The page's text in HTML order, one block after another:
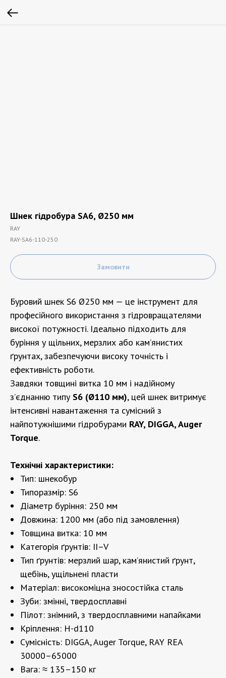
Шнек гідробура SA6, Ø250 мм
RAY
RAY-SA6-110-250
Замовити
Буровий шнек S6 Ø250 мм — це інструмент для
професійного використання з гідровращателями
високої потужності. Ідеально підходить для
буріння у щільних, мерзлих або кам’янистих
ґрунтах, забезпечуючи високу точність і
ефективність роботи.
Завдяки товщині витка 10 мм і надійному
з’єднанню типу S6 (Ø110 мм), цей шнек витримує
інтенсивні навантаження та сумісний з
найпотужнішими гідробурами RAY, DIGGA, Auger
Torque.
Технічні характеристики:
Тип: шнекобур
Типоразмір: S6
Діаметр буріння: 250 мм
Довжина: 1200 мм (або під замовлення)
Товщина витка: 10 мм
Категорія ґрунтів: II–V
Тип ґрунтів: мерзлий шар, кам’янистий ґрунт,
щебінь, ущільнені пласти
Матеріал: високоміцна зносостійка сталь
Зуби: змінні, твердосплавні
Пілот: знімний, з твердосплавними напайками
Кріплення: H-d110
Сумісність: DIGGA, Auger Torque, RAY REA
30000–65000
Вага: ≈ 135–150 кг